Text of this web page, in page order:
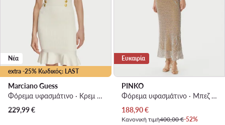
extra -25% Κωδικός: LAST
Νέα
Marciano Guess
Φόρεμα υφασμάτινο · Κρεμ · Midi
229,99€
Ευκαιρία
PINKO
Φόρεμα υφασμάτινο · Μπεζ · Maxi
Τρέχουσα τιμή
188,90€
Κανονική τιμή400,00 €-52%